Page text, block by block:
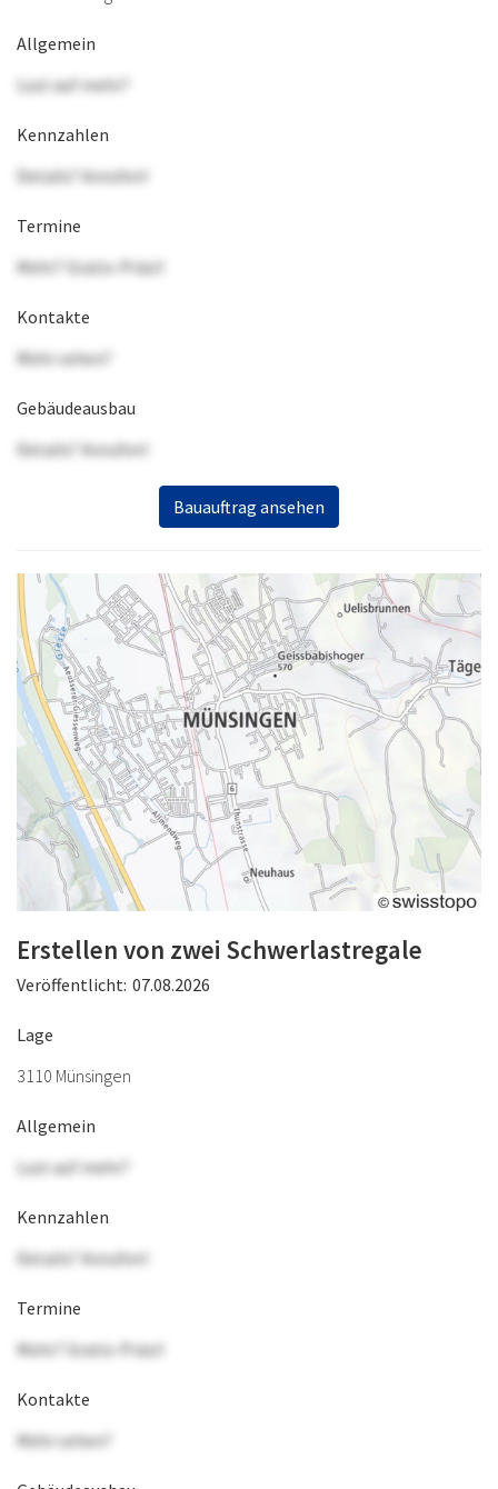
Allgemein
Lust auf mehr?
Kennzahlen
Details? Anrufen!
Termine
Mehr? Gratis-Präsi!
Kontakte
Mehr sehen?
Gebäudeausbau
Details? Anrufen!
Bauauftrag ansehen
Erstellen von zwei Schwerlastregale
Veröffentlicht: 07.08.2026
Lage
3110 Münsingen
Allgemein
Lust auf mehr?
Kennzahlen
Details? Anrufen!
Termine
Mehr? Gratis-Präsi!
Kontakte
Mehr sehen?